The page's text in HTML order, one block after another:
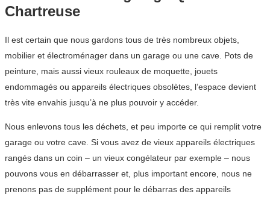
Chartreuse
Il est certain que nous gardons tous de très nombreux objets,
mobilier et électroménager dans un garage ou une cave. Pots de
peinture, mais aussi vieux rouleaux de moquette, jouets
endommagés ou appareils électriques obsolètes, l’espace devient
très vite envahis jusqu’à ne plus pouvoir y accéder.
Nous enlevons tous les déchets, et peu importe ce qui remplit votre
garage ou votre cave. Si vous avez de vieux appareils électriques
rangés dans un coin – un vieux congélateur par exemple – nous
pouvons vous en débarrasser et, plus important encore, nous ne
prenons pas de supplément pour le débarras des appareils